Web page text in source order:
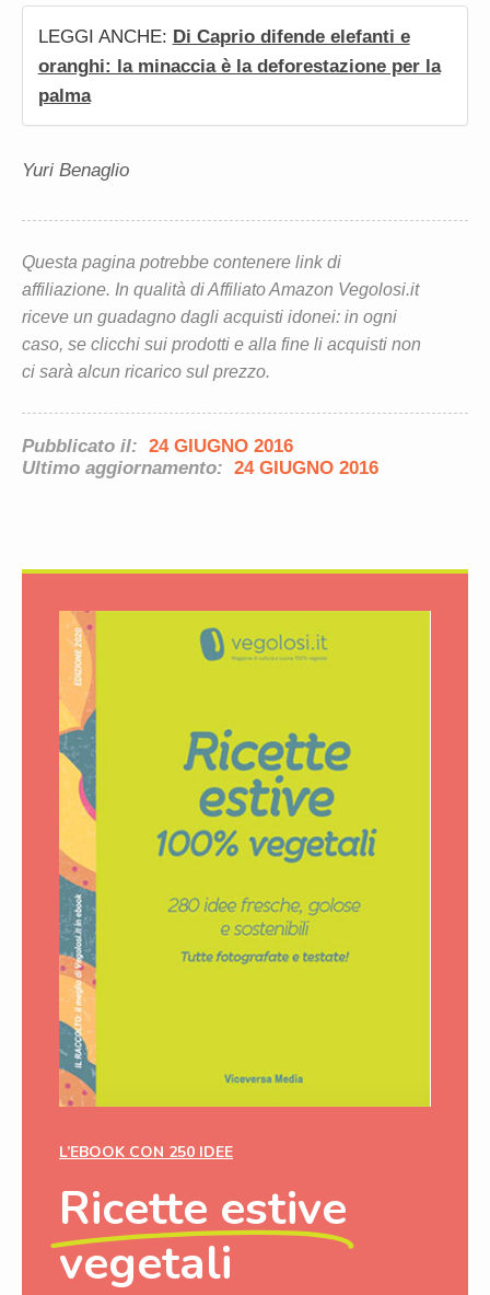
LEGGI ANCHE: Di Caprio difende elefanti e
oranghi: la minaccia è la deforestazione per la
palma
Yuri Benaglio
Questa pagina potrebbe contenere link di
affiliazione. In qualità di Affiliato Amazon Vegolosi.it
riceve un guadagno dagli acquisti idonei: in ogni
caso, se clicchi sui prodotti e alla fine li acquisti non
ci sarà alcun ricarico sul prezzo.
Pubblicato il: 24 GIUGNO 2016
Ultimo aggiornamento: 24 GIUGNO 2016
L’EBOOK CON 250 IDEE
Ricette estive
vegetali